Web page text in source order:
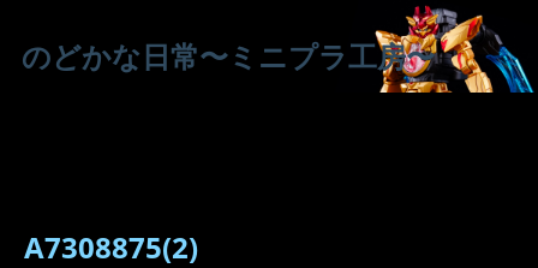
のどかな日常〜ミニプラ工房〜
A7308875(2)